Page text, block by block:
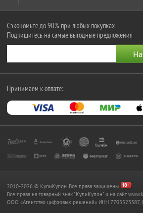
Сэкономьте до 90% при любых покупках
Подпишитесь на самые выгодные предложения
Принимаем к оплате:
2010-2026 © КупиКупон. Все права защищены.
Все права на товарный знак "КупиКупон" и на сайт
OOO «Агентство цифровых решений» ИНН